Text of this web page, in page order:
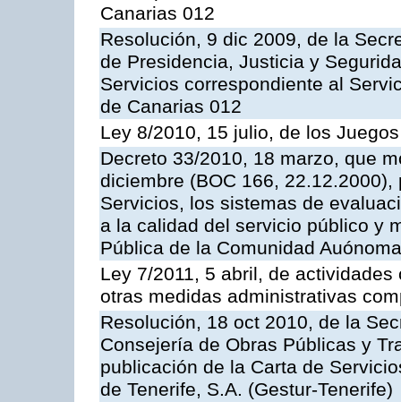
Canarias 012
Resolución, 9 dic 2009, de la
de Presidencia, Justicia y
Servicios correspondiente al
de Canarias 012
Ley 8/2010, 15 julio, de los
Decreto 33/2010, 18 marzo, que
diciembre (BOC 166,
Servicios, los sistemas de
a la calidad del servicio público y
Pública de la Comunidad
Ley 7/2011, 5 abril, de
otras medidas administrativas
Resolución, 18 oct 2010, de la
Consejería de Obras Públicas y
publicación de la Carta de
de Tenerife, S.A. (Gestur-Tenerife)